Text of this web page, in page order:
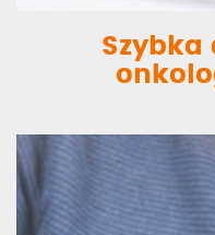
Szybka